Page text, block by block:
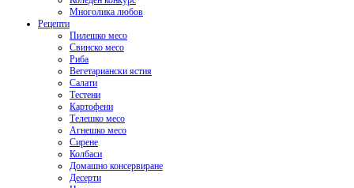
Многолика любов
Рецепти
Пилешко месо
Свинско месо
Риба
Вегетариански ястия
Салати
Тестени
Картофени
Телешко месо
Агнешко месо
Сирене
Колбаси
Домашно консервиране
Десерти